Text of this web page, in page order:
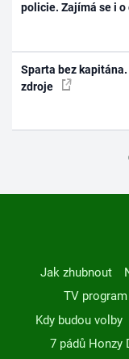
policie. Zajímá se i
Sparta bez
zdroje
Jak zhubnout
TV program
Kdy budou volby
7 pádů Honzy